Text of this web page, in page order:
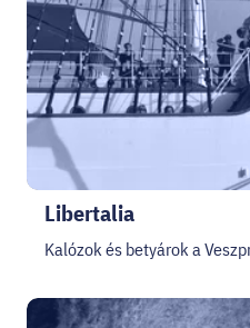
Libertalia
Kalózok és betyárok a